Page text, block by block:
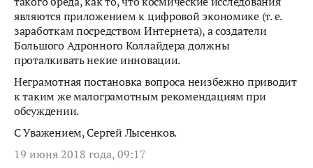
являются приложением к цифровой экономике (т. е.
заработкам посредством Интернета), а создатели
Большого Адронного Коллайдера должны
проталкивать некие инновации.
Неграмотная постановка вопроса неизбежно приводит
к таким же малограмотным рекомендациям при
обсуждении.
С Уважением, Сергей Лысенков.
19 июня 2018 года, 09:17